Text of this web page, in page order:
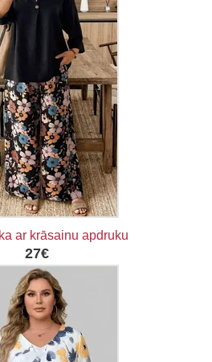
ar krāsainu apdruku
27€